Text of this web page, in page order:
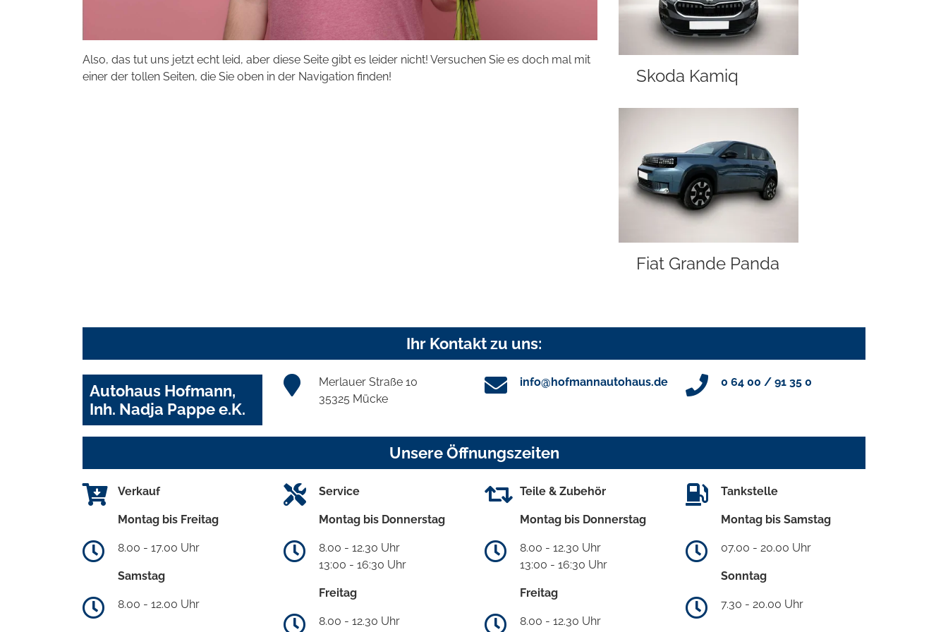
Also, das tut uns jetzt echt leid, aber diese Seite gibt es leider nicht! Versuchen Sie es doch mal mit
einer der tollen Seiten, die Sie oben in der Navigation finden!
Skoda Kamiq
Fiat Grande Panda
Ihr Kontakt zu uns:
Autohaus Hofmann,
Inh. Nadja Pappe e.K.
Merlauer Straße 10
35325 Mücke
info@hofmannautohaus.de 0 64 00 / 91 35 0
Unsere Öffnungszeiten
Verkauf
Montag bis Freitag
8.00 - 17.00 Uhr
Samstag
8.00 - 12.00 Uhr
Service
Montag bis Donnerstag
8.00 - 12.30 Uhr
13:00 - 16:30 Uhr
Freitag
8.00 - 12.30 Uhr
Teile & Zubehör
Montag bis Donnerstag
8.00 - 12.30 Uhr
13:00 - 16:30 Uhr
Freitag
8.00 - 12.30 Uhr
Tankstelle
Montag bis Samstag
07.00 - 20.00 Uhr
Sonntag
7.30 - 20.00 Uhr